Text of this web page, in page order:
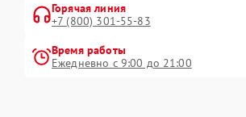
Горячая линия
+7 (800) 301-55-83
Время работы
Ежедневно с 9:00 до 21:00